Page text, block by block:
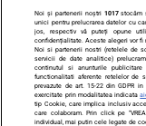
Știri
Ultimele stiri
Diete
Echipa editorială
Noi și partenerii noștri 1017stocăm
unici pentru prelucrarea datelor cu
jos, respectiv vă puteți opune
confidențialitate. Aceste alegeri vor fi
Noi si partenerii nostri (retelele de
servicii de date analitice)
continutul si anunturile
functionalitati aferente retelelor de
prevazute de art. 15-22 din GDPR
exercitate prin modalitatea indicata
tip Cookie, care implica inclusiv
care colaboram. Prin click pe
individual, mai putin cele legate de